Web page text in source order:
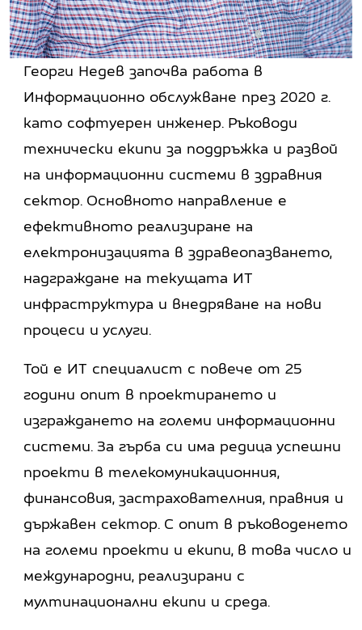
Георги Недев започва работа в
Информационно обслужване през 2020 г.
като софтуерен инженер. Ръководи
технически екипи за поддръжка и развой
на информационни системи в здравния
сектор. Основното направление е
ефективното реализиране на
електронизацията в здравеопазването,
надграждане на текущата ИТ
инфраструктура и внедряване на нови
процеси и услуги.
Той е ИТ специалист с повече от 25
години опит в проектирането и
изграждането на големи информационни
системи. За гърба си има редица успешни
проекти в телекомуникационния,
финансовия, застрахователния, правния и
държавен сектор. С опит в ръководенето
на големи проекти и екипи, в това число и
международни, реализирани с
мултинационални екипи и среда.